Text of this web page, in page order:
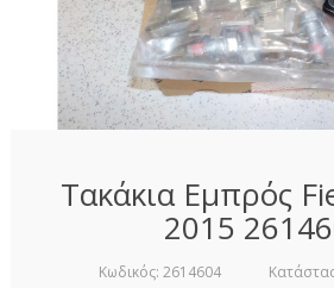
Τακάκια Εμπρός
2015
Κωδικός: 2614604